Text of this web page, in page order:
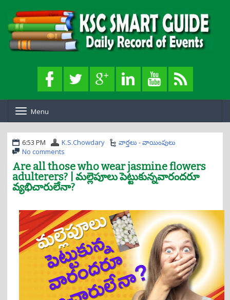
o
g
l
n
a
a
t
i
o
n
Menu
6:53 PM K.S.Chowdary
వార్తలు - వాయింపులు
No comments
Are all those who wear jasmine flowers
adulterers? | మల్లెపూలు పెట్టుకున్నవారందరూ
వ్యభిచారులేనా?